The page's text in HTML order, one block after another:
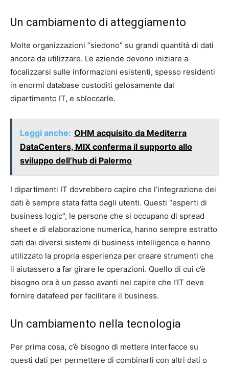
Un cambiamento di atteggiamento
Molte organizzazioni “siedono” su grandi quantità di dati
ancora da utilizzare. Le aziende devono iniziare a
focalizzarsi sulle informazioni esistenti, spesso residenti
in enormi database custoditi gelosamente dal
dipartimento IT, e sbloccarle.
Leggi anche: OHM acquisito da Mediterra
DataCenters, MIX conferma il supporto allo
sviluppo dell’hub di Palermo
I dipartimenti IT dovrebbero capire che l’integrazione dei
dati è sempre stata fatta dagli utenti. Questi “esperti di
business logic”, le persone che si occupano di spread
sheet e di elaborazione numerica, hanno sempre estratto
dati dai diversi sistemi di business intelligence e hanno
utilizzato la propria esperienza per creare strumenti che
li aiutassero a far girare le operazioni. Quello di cui c’è
bisogno ora è un passo avanti nel capire che l’IT deve
fornire datafeed per facilitare il business.
Un cambiamento nella tecnologia
Per prima cosa, c’è bisogno di mettere interfacce su
questi dati per permettere di combinarli con altri dati o